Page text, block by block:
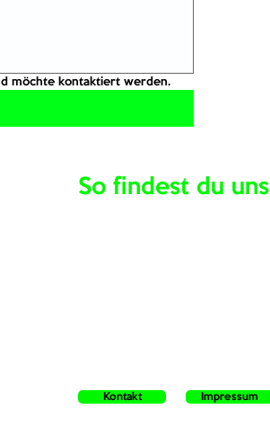
möchte kontaktiert werden.
So findest du uns
Kontakt Impressum